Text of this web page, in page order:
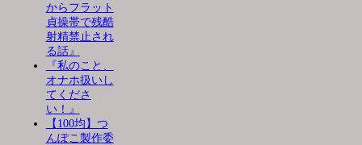
からフラット
貞操帯で残酷
射精禁止され
る話』
『私のこと、
オナホ扱いし
てくださ
い！』
【100均】つ
んぽこ製作委